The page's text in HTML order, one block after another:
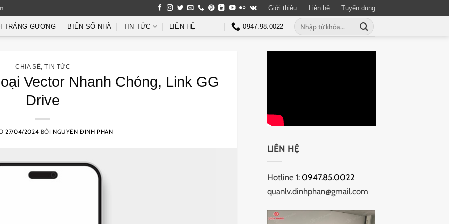
Giới thiệu Liên hệ Tuyển dụng
TRÁNG GƯƠNG BIỂN SỐ NHÀ TIN TỨC LIÊN HỆ 0947.98.0022
Tìm
kiếm:
CHIA SẺ ,TIN TỨC
Vector Nhanh Chóng, Link GG
Drive
27/04/2024 BỞI NGUYÊN ĐINH PHAN
LIÊN HỆ
Hotline 1: 0947.85.0022
quanlv.dinhphan@gmail.com